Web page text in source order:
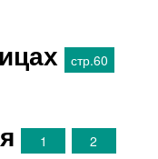
стр.60
1
2